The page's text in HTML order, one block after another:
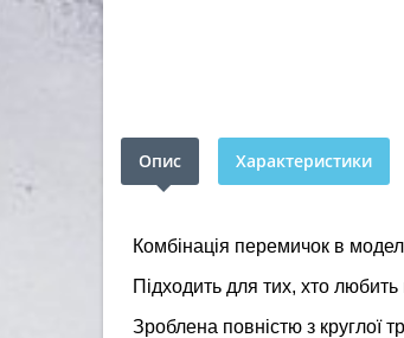
Опис Характеристики
Комбінація перемичок в
Підходить для тих, хто любить
Зроблена повністю з круглої